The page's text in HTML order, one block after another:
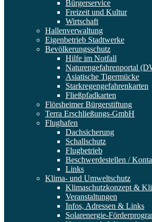
Bürgerservice
Freizeit und Kultur
Wirtschaft
Hallenverwaltung
Eigenbetrieb Stadtwerke
Bevölkerungsschutz
Hilfe im Notfall
Naturengefahrenportal
Asiatische Tigermücke
Starkregengefahrenkarten
Fließpfadkarten
Flörsheimer Bürgerstiftung
Terra Erschließungs-GmbH
Flughafen
Dachsicherung
Schallschutz
Flugbetrieb
Beschwerdestellen /
Links
Klima- und Umweltschutz
Klimaschutzkonzept &
Veranstaltungen
Infos, Adressen & Links
Solarenergie-